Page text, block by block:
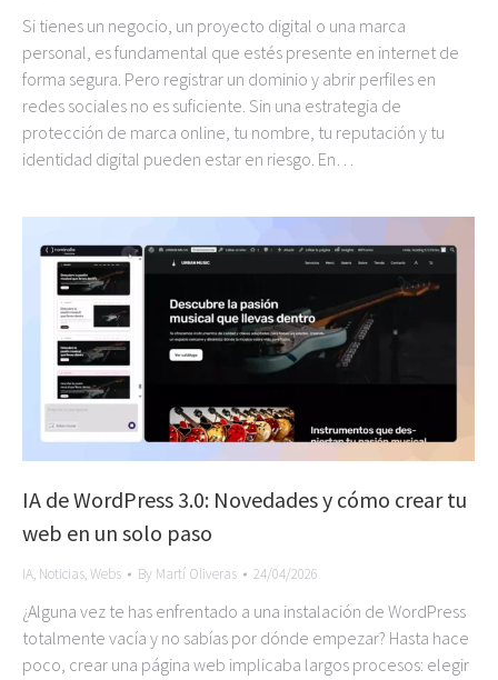
Si tienes un negocio, un proyecto digital o una marca
personal, es fundamental que estés presente en internet de
forma segura. Pero registrar un dominio y abrir perfiles en
redes sociales no es suficiente. Sin una estrategia de
protección de marca online, tu nombre, tu reputación y tu
identidad digital pueden estar en riesgo. En…
IA de WordPress 3.0: Novedades y cómo crear tu
web en un solo paso
IA, Noticias,Webs By Martí Oliveras 24/04/2026
¿Alguna vez te has enfrentado a una instalación de WordPress
totalmente vacía y no sabías por dónde empezar? Hasta hace
poco, crear una página web implicaba largos procesos: elegir